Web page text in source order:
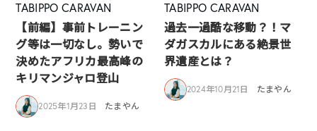
TABIPPO CARAVAN
【前編】事前トレーニン
グ等は一切なし。勢いで
決めたアフリカ最高峰の
キリマンジャロ登山
2025年1月23日 たまやん
TABIPPO CARAVAN
過去一過酷な移動？！マ
ダガスカルにある絶景世
界遺産とは？
2024年10月21日 たまやん